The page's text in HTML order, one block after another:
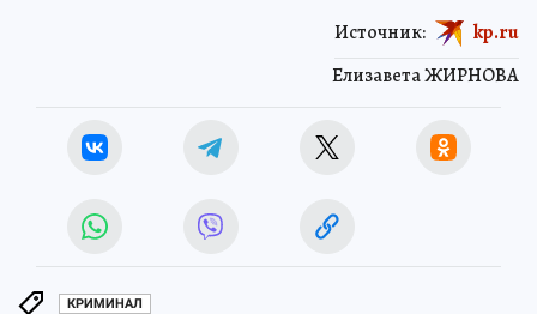
Елизавета ЖИРНОВА
Источник: kp.ru
КРИМИНАЛ